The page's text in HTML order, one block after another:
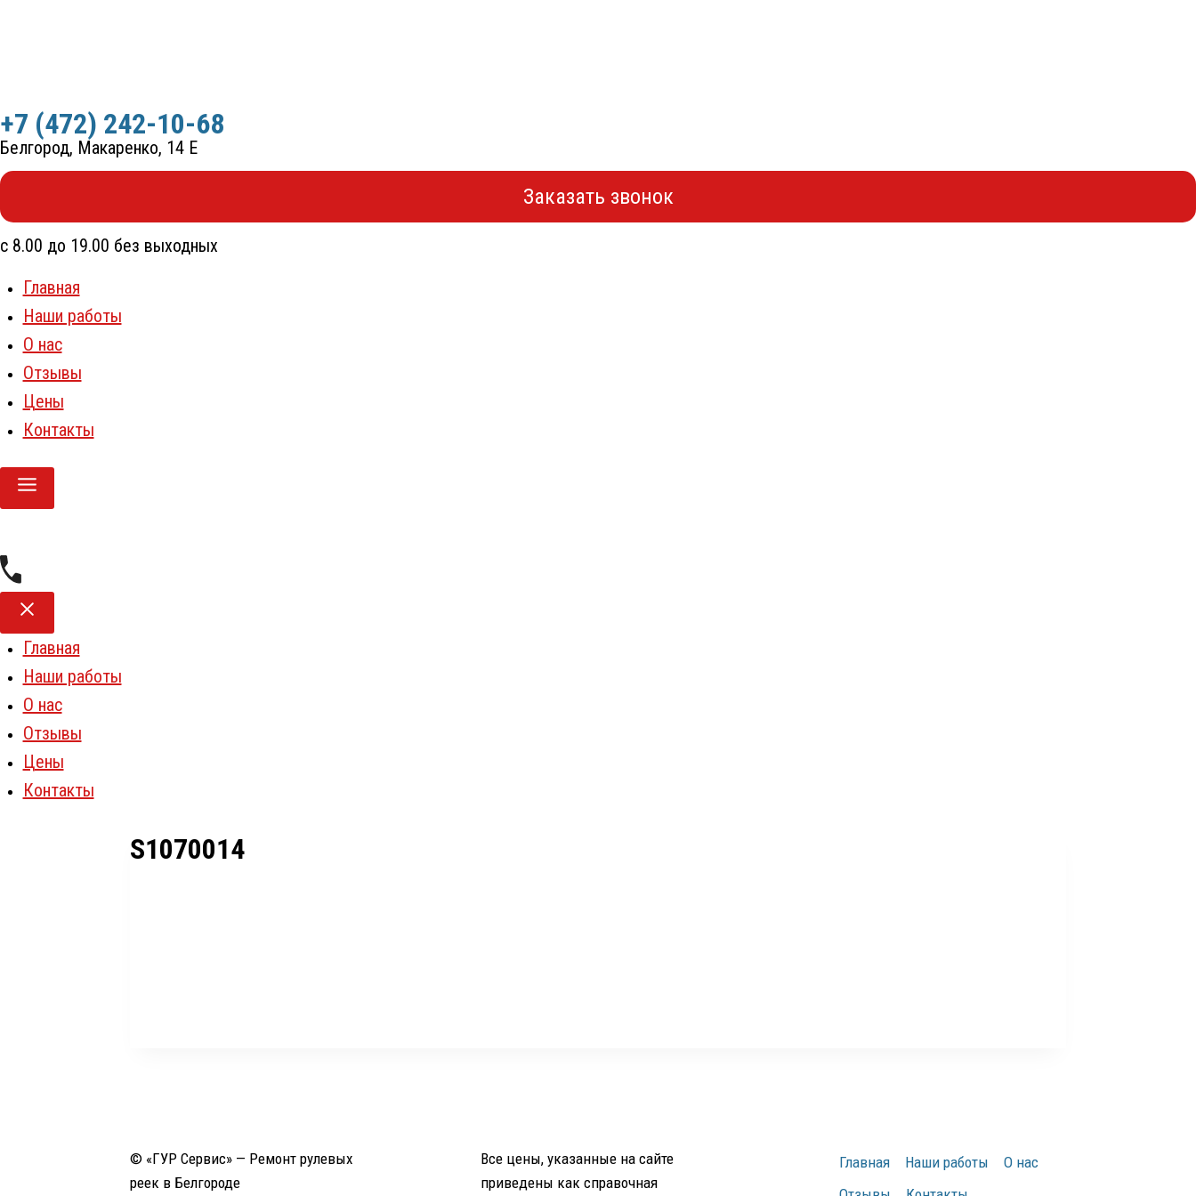
+7 (472) 242-10-68
Белгород, Макаренко, 14 Е
Заказать звонок
с 8.00 до 19.00 без выходных
Главная
Наши работы
О нас
Отзывы
Цены
Контакты
Главная
Наши работы
О нас
Отзывы
Цены
Контакты
S1070014
© «ГУР Сервис» — Ремонт рулевых
реек в Белгороде
Все цены, указанные на сайте
приведены как справочная
Главная Наши работы
О нас